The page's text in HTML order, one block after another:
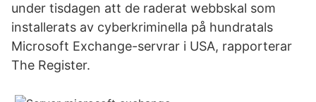
under tisdagen att de raderat webbskal som
installerats av cyberkriminella på hundratals
Microsoft Exchange-servrar i USA, rapporterar
The Register.